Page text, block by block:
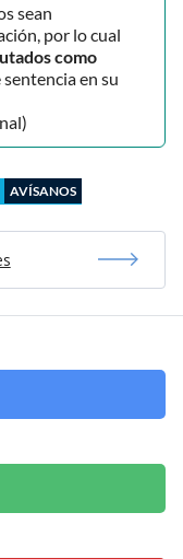
sean
por lo cual
como
en su
AVÍSANOS